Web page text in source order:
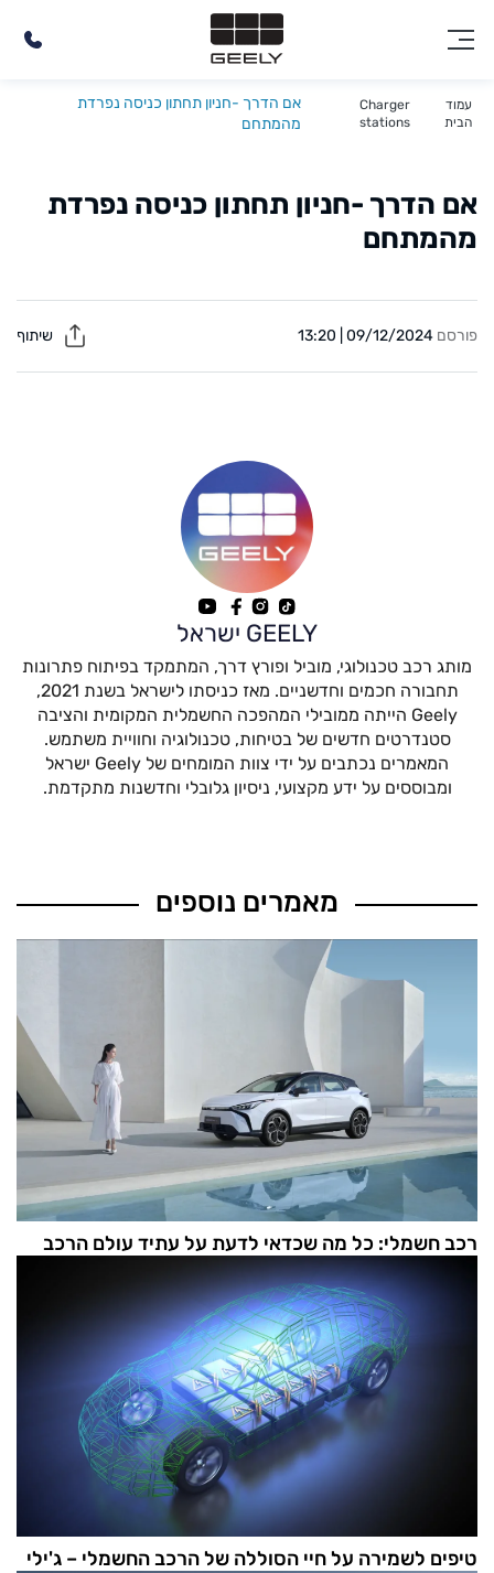
עמוד
הבית
Charger
stations
אם הדרך -חניון תחתון כניסה נפרדת
מהמתחם
אם הדרך -חניון תחתון כניסה נפרדת
מהמתחם
פורסם 09/12/2024 | 13:20
GEELY ישראל
מותג רכב טכנולוגי, מוביל ופורץ דרך, המתמקד בפיתוח פתרונות
תחבורה חכמים וחדשניים. מאז כניסתו לישראל בשנת 2021,
Geely הייתה ממובילי המהפכה החשמלית המקומית והציבה
סטנדרטים חדשים של בטיחות, טכנולוגיה וחוויית משתמש.
המאמרים נכתבים על ידי צוות המומחים של Geely ישראל
ומבוססים על ידע מקצועי, ניסיון גלובלי וחדשנות מתקדמת.
מאמרים נוספים
רכב חשמלי: כל מה שכדאי לדעת על עתיד עולם הרכב
טיפים לשמירה על חיי הסוללה של הרכב החשמלי – ג'ילי